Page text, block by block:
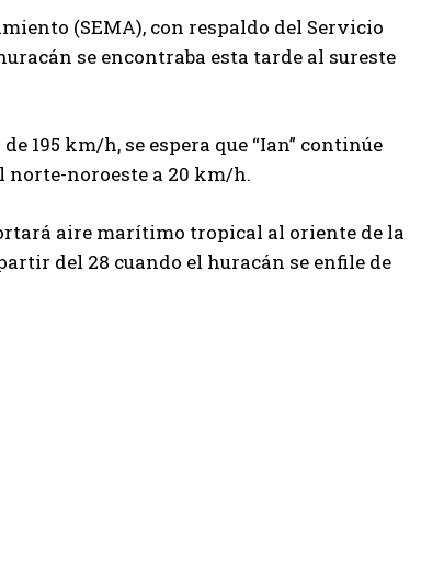
(SEMA), con respaldo del Servicio
se encontraba esta tarde al sureste
195 km/h, se espera que “Ian” continúe
norte-noroeste a 20 km/h.
aire marítimo tropical al oriente de la
del 28 cuando el huracán se enfile de